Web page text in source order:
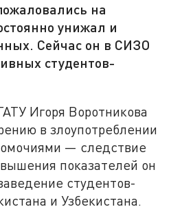
на
унижал и
Сейчас он в СИЗО
студентов-
Игоря Воротникова
в злоупотреблении
— следствие
показателей он
студентов-
и Узбекистана.